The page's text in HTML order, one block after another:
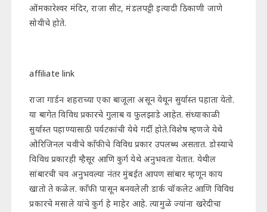
ओंमकारेश्वर मंदिर, राजा सीट, मंडलपट्टी इत्यादी ठिकाणी जाणे
सोयीचे होते.
affiliate link
राजा गार्डन शहराच्या एका बाजूला असून येथून सुर्यास्त पहाता येतो.
या बागेत विविध प्रकारचे गुलाब व फुलझाडे आहेत. संध्याकाळी
सुर्यास्त पहाण्यासाठी पर्यटकांची येथे गर्दी होते.विशेष म्हणजे येथे
ओरिजिनल चवीचे काँफीचे विविध प्रकार उपलब्ध असतात. डोस्याचे
विविध प्रकारही म्हैसूर आणि कुर्ग येथे अनुभवता येतात. येथील
सांबारची चव अनुभवल्या नंतर मुंबईत आपण सांबार म्हणून काय
खातो ते कळेल. काँफी पासून बनवलेली डार्क चॉकलेट आणि विविध
प्रकारचे मसाले यांचे कुर्ग हे माहेर आहे. त्यामुळे ज्यांना खरेदीचा